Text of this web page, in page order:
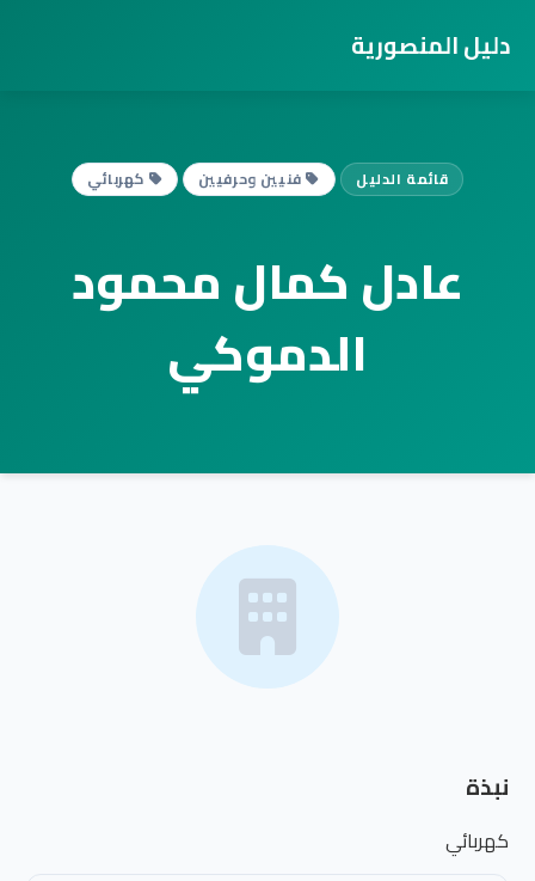
دليل المنصورية
قائمة الدليل فنيين وحرفيين كهربائي
عادل كمال محمود
الدموكي
نبذة
كهربائي